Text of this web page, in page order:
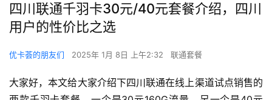
四川联通千羽卡30元/40元套餐介绍，四川
用户的性价比之选
优卡荟的朋友们 2025年 1月 8日 上午2:32 联通套餐
大家好，本文给大家介绍下四川联通在线上渠道试点销售的